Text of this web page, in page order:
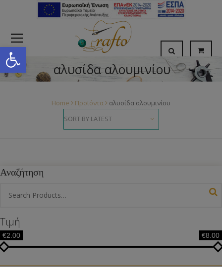
Open toolbar
αλυσίδα αλουμινίου
Home Προϊόντα αλυσίδα αλουμινίου
Αναζήτηση
Τιμή
€2.00 €8.00